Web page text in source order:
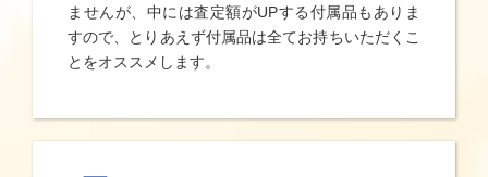
ませんが、中には査定額がUPする付属品もありま
すので、とりあえず付属品は全てお持ちいただくこ
とをオススメします。